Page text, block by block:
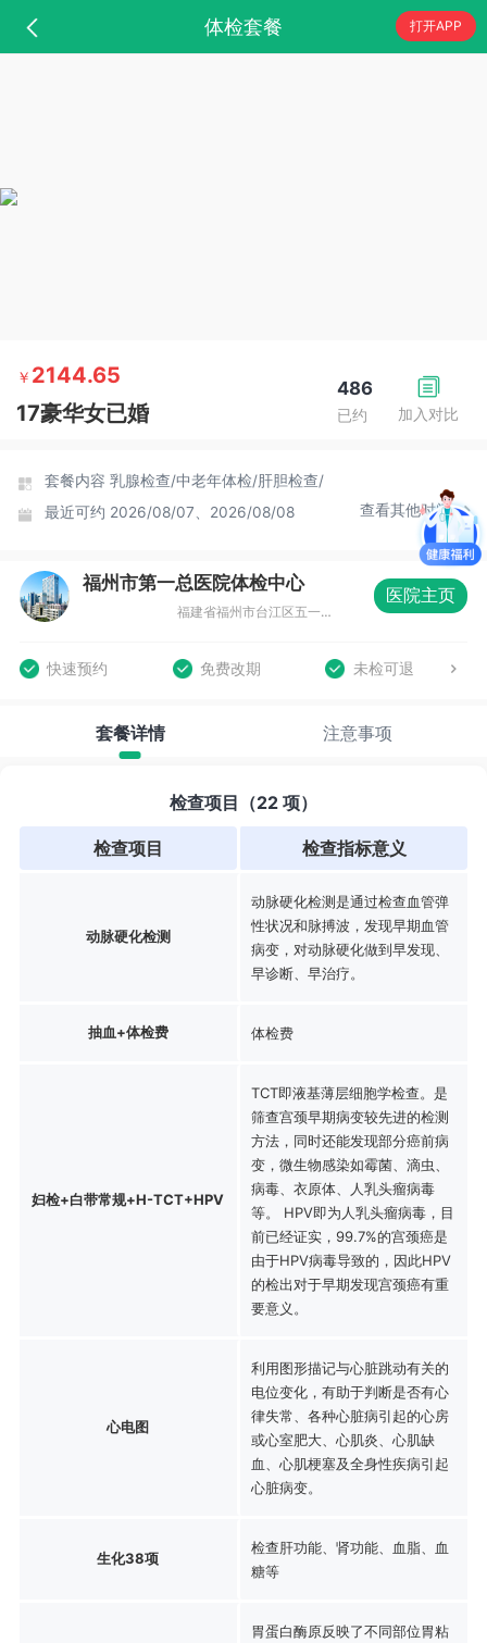
体检套餐 打开APP
加入对比
486
已约
￥ 2144.65
17豪华女已婚
套餐内容 乳腺检查/中老年体检/肝胆检查/
最近可约 2026/08/07、2026/08/08 查看其他时间
福州市第一总医院体检中心
福建省福州市台江区五一南路52号市一体检中心（福州市第十五中学旁）
医院主页
快速预约 免费改期 未检可退
套餐详情 注意事项
检查项目（22 项）
检查项目 检查指标意义
动脉硬化检测
动脉硬化检测是通过检查血管弹
性状况和脉搏波，发现早期血管
病变，对动脉硬化做到早发现、
早诊断、早治疗。
抽血+体检费 体检费
妇检+白带常规+H-TCT+HPV
TCT即液基薄层细胞学检查。是
筛查宫颈早期病变较先进的检测
方法，同时还能发现部分癌前病
变，微生物感染如霉菌、滴虫、
病毒、衣原体、人乳头瘤病毒
等。 HPV即为人乳头瘤病毒，目
前已经证实，99.7%的宫颈癌是
由于HPV病毒导致的，因此HPV
的检出对于早期发现宫颈癌有重
要意义。
心电图
利用图形描记与心脏跳动有关的
电位变化，有助于判断是否有心
律失常、各种心脏病引起的心房
或心室肥大、心肌炎、心肌缺
血、心肌梗塞及全身性疾病引起
心脏病变。
生化38项
检查肝功能、肾功能、血脂、血
糖等
胃蛋白酶原反映了不同部位胃粘